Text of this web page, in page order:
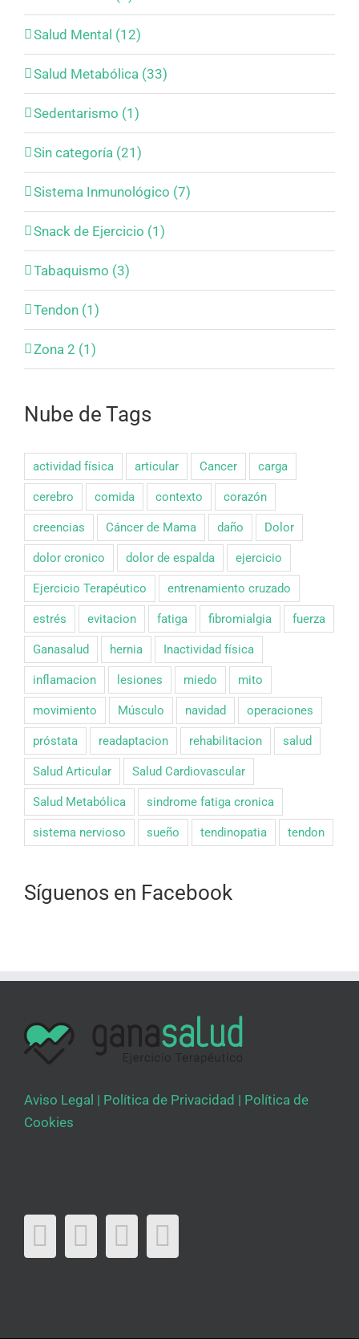
Salud Mental (12)
Salud Metabólica (33)
Sedentarismo (1)
Sin categoría (21)
Sistema Inmunológico (7)
Snack de Ejercicio (1)
Tabaquismo (3)
Tendon (1)
Zona 2 (1)
Nube de Tags
actividad física articular Cancer carga
cerebro comida contexto corazón
creencias Cáncer de Mama daño Dolor
dolor cronico dolor de espalda ejercicio
Ejercicio Terapéutico entrenamiento cruzado
estrés evitacion fatiga fibromialgia fuerza
Ganasalud hernia Inactividad física
inflamacion lesiones miedo mito
movimiento Músculo navidad operaciones
próstata readaptacion rehabilitacion salud
Salud Articular Salud Cardiovascular
Salud Metabólica sindrome fatiga cronica
sistema nervioso sueño tendinopatia tendon
Síguenos en Facebook
Aviso Legal | Política de Privacidad | Política de
Cookies